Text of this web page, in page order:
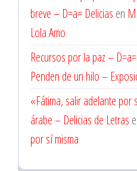
breve – D=a= Delicias en
Lola Amo
Recursos por la paz –
Penden de un hilo –
«Fátima, salir adelante por
árabe – Delicias de Letras
por sí misma